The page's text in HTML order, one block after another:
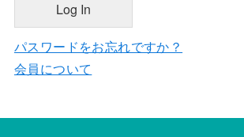
パスワードをお忘れですか？
会員について